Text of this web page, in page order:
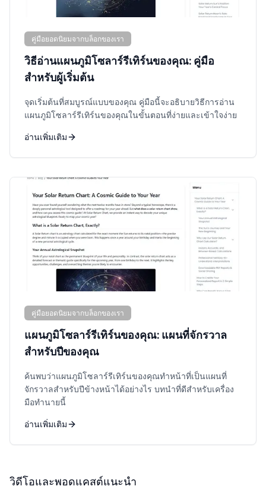
คู่มือยอดนิยมจากบล็อกของเรา
วิธีอ่านแผนภูมิโซลาร์รีเทิร์นของคุณ: คู่มือ
สำหรับผู้เริ่มต้น
จุดเริ่มต้นที่สมบูรณ์แบบของคุณ คู่มือนี้จะอธิบายวิธีการอ่าน
แผนภูมิโซลาร์รีเทิร์นของคุณในขั้นตอนที่ง่ายและเข้าใจง่าย
อ่านเพิ่มเติม
คู่มือยอดนิยมจากบล็อกของเรา
แผนภูมิโซลาร์รีเทิร์นของคุณ: แผนที่จักรวาล
สำหรับปีของคุณ
ค้นพบว่าแผนภูมิโซลาร์รีเทิร์นของคุณทำหน้าที่เป็นแผนที่
จักรวาลสำหรับปีข้างหน้าได้อย่างไร บทนำที่ดีสำหรับเครื่อง
มือทำนายนี้
อ่านเพิ่มเติม
วิดีโอและพอดแคสต์แนะนำ